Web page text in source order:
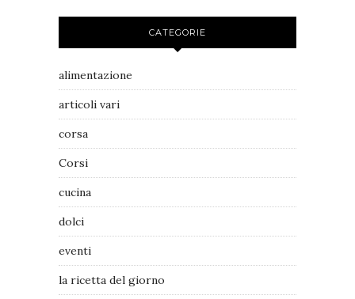
CATEGORIE
alimentazione
articoli vari
corsa
Corsi
cucina
dolci
eventi
la ricetta del giorno